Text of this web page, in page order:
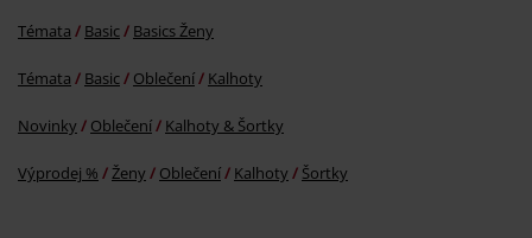
Témata Basic Basics Ženy
Témata Basic Oblečení Kalhoty
Novinky Oblečení Kalhoty & Šortky
Výprodej % Ženy Oblečení Kalhoty Šortky